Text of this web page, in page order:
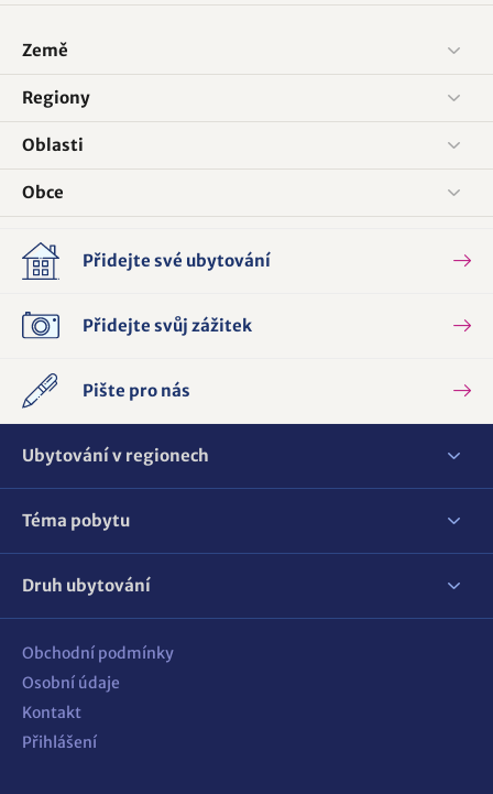
Země
Regiony
Oblasti
Obce
Přidejte své ubytování
Přidejte svůj zážitek
Pište pro nás
Ubytování v regionech
Téma pobytu
Druh ubytování
Obchodní podmínky
Osobní údaje
Kontakt
Přihlášení